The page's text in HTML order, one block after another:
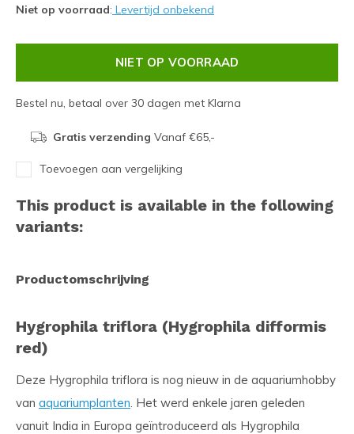
Niet op voorraad: Levertijd onbekend
NIET OP VOORRAAD
Bestel nu, betaal over 30 dagen met Klarna
Gratis verzending Vanaf €65,-
Toevoegen aan vergelijking
This product is available in the following
variants:
Productomschrijving
Hygrophila triflora (Hygrophila difformis
red)
Deze Hygrophila triflora is nog nieuw in de aquariumhobby
van aquariumplanten. Het werd enkele jaren geleden
vanuit India in Europa geïntroduceerd als Hygrophila